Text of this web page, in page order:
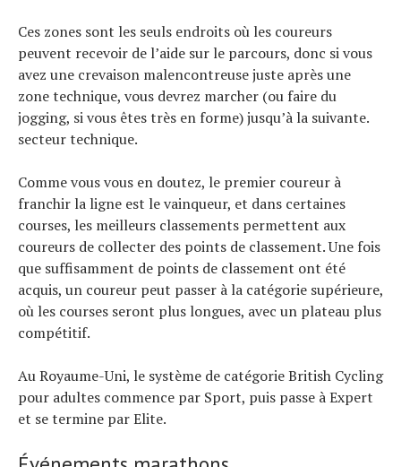
Ces zones sont les seuls endroits où les coureurs
peuvent recevoir de l’aide sur le parcours, donc si vous
avez une crevaison malencontreuse juste après une
zone technique, vous devrez marcher (ou faire du
jogging, si vous êtes très en forme) jusqu’à la suivante.
secteur technique.
Comme vous vous en doutez, le premier coureur à
franchir la ligne est le vainqueur, et dans certaines
courses, les meilleurs classements permettent aux
coureurs de collecter des points de classement. Une fois
que suffisamment de points de classement ont été
acquis, un coureur peut passer à la catégorie supérieure,
où les courses seront plus longues, avec un plateau plus
compétitif.
Au Royaume-Uni, le système de catégorie British Cycling
pour adultes commence par Sport, puis passe à Expert
et se termine par Elite.